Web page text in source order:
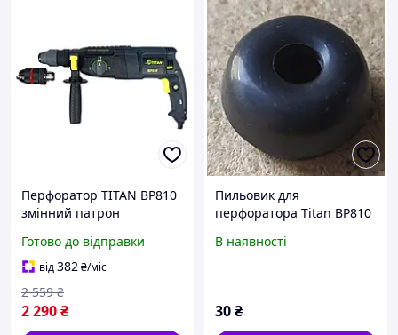
Перфоратор TITAN BP810
змінний патрон
Готово до відправки
від382₴/міс
2 290₴
2 559 ₴
Пильовик для
перфоратора Titan BP810
В наявності
30₴